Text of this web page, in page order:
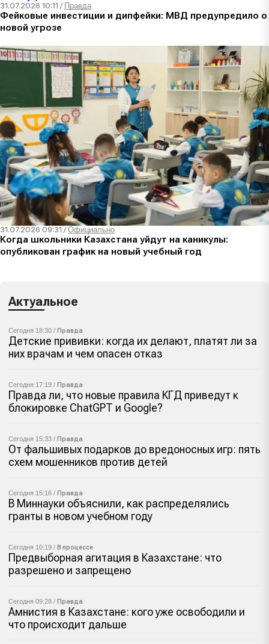
31.07.2026 10:11 / Правда
Фейковые инвестиции и дипфейки: МВД предупредило о
новой угрозе
31.07.2026 09:31 /Официально
Когда школьники Казахстана уйдут на каникулы:
опубликован график на новый учебный год
Актуальное
Сегодня 18:30 / Правда
Детские прививки: когда их делают, платят ли за
них врачам и чем опасен отказ
Сегодня 17:19 / Правда
Правда ли, что новые правила КГД приведут к
блокировке ChatGPT и Google?
Сегодня 15:33 / Правда
От фальшивых подарков до вредоносных игр: пять
схем мошенников против детей
Сегодня 15:16 / Правда
В Миннауки объяснили, как распределялись
гранты в новом учебном году
Сегодня 10:19 / В процессе
Предвыборная агитация в Казахстане: что
разрешено и запрещено
Сегодня 09:28 / Правда
Амнистия в Казахстане: кого уже освободили и
что происходит дальше